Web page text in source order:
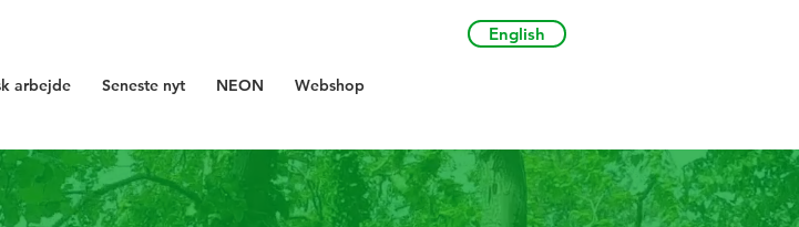
arbejde Seneste nyt NEON Webshop
English